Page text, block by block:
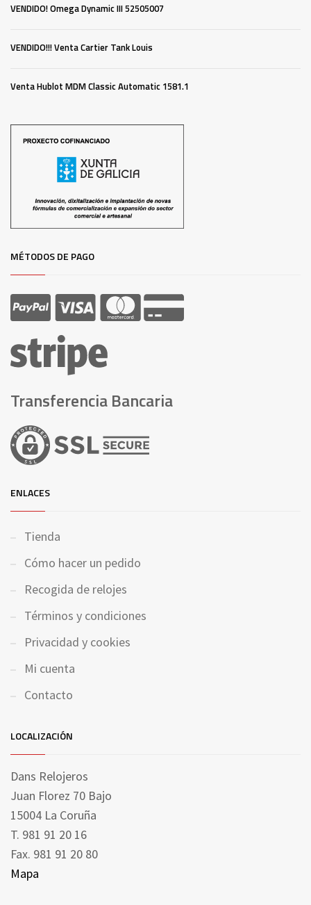
VENDIDO! Omega Dynamic III 52505007
VENDIDO!!! Venta Cartier Tank Louis
Venta Hublot MDM Classic Automatic 1581.1
MÉTODOS DE PAGO
Transferencia Bancaria
ENLACES
Tienda
Cómo hacer un pedido
Recogida de relojes
Términos y condiciones
Privacidad y cookies
Mi cuenta
Contacto
LOCALIZACIÓN
Dans Relojeros
Juan Florez 70 Bajo
15004 La Coruña
T. 981 91 20 16
Fax. 981 91 20 80
Mapa